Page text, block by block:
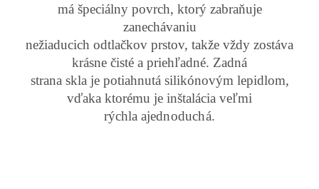
má špeciálny povrch, ktorý zabraňuje
zanechávaniu
nežiaducich odtlačkov prstov, takže vždy zostáva
krásne čisté a priehľadné. Zadná
strana skla je potiahnutá silikónovým lepidlom,
vďaka ktorému je inštalácia veľmi
rýchla ajednoduchá.